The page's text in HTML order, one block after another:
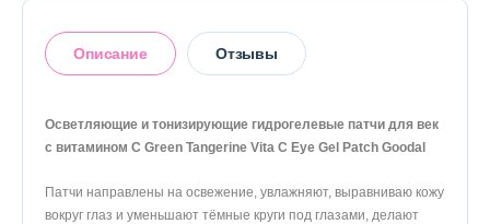
Контактная информация
Телефон Whats’APP Telegram
Описание Отзывы
Осветляющие и тонизирующие гидрогелевые патчи для век
с витамином C Green Tangerine Vita C Eye Gel Patch Goodal
Патчи направлены на освежение, увлажняют, выравниваю кожу
вокруг глаз и уменьшают тёмные круги под глазами, делают